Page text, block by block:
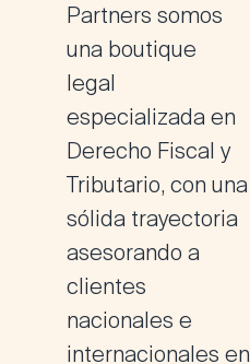
Partners somos
una boutique
legal
especializada en
Derecho Fiscal y
Tributario, con una
sólida trayectoria
asesorando a
clientes
nacionales e
internacionales en